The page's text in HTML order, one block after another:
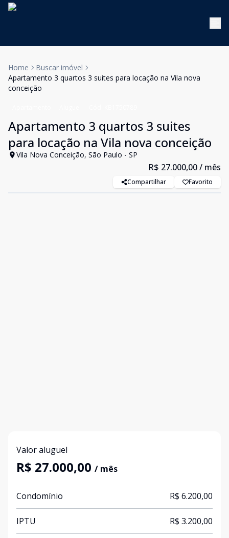
Home
Buscar imóvel
Apartamento 3 quartos 3 suites para locação na Vila nova
conceição
Apartamento 3 quartos 3 suites
para locação na Vila nova conceição
Vila Nova Conceição, São Paulo - SP
R$ 27.000,00/ mês
Compartilhar Favorito
Valor aluguel
R$ 27.000,00 / mês
Condomínio R$ 6.200,00
IPTU R$ 3.200,00